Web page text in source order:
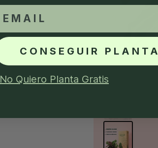
CONSEGUIR PLANTA
No Quiero Planta Gratis